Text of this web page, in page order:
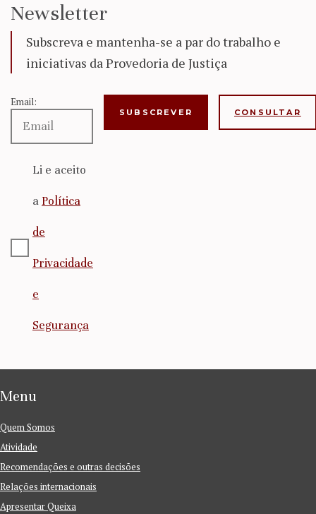
Newsletter
Subscreva e mantenha-se a par do trabalho e
iniciativas da Provedoria de Justiça
Email:
Li e aceito
a Política
de
Privacidade
e
Segurança
CONSULTAR
Menu
Quem Somos
Atividade
Recomendações e outras decisões
Relações internacionais
Apresentar Queixa